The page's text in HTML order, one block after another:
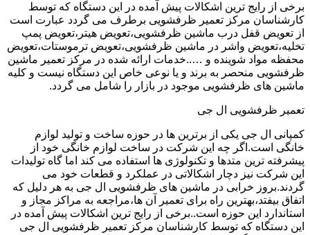
برخی از رایج ترین اشکالات پیش آمده در این دستگاه که توسط
کارشناسان مرکز تعمیر ظرفشویی برطرف می گردد عبارت است
از تعویض قفل درب ماشین ظرفشویی،تعویض هیتر،تعویض پمپ
تخلیه،تعویض واشر در ماشین ظرفشویی،تعویض ترموستات،تعویض
محفظه مواد شوینده و …..خدمات ارائه شده در مرکز تعمیر ماشین
ظرفشویی منحصر به برند و یا نوعی خاص این دستگاه نیست و کلیه
ماشین های ظرفشویی موجود در بازار را شامل می گردد.
تعمیر ظرفشویی ال جی
کمپانی ال جی یکی از برترین ها در حوزه ساخت و تولید لوازم
خانگی است.اگر چه این شرکت در ساخت لوازم خانگی خود از
پیشرفته ترین متدها و تکنولوژی ها استفاده می کند اما گاه تولیدات
این شرکت نیز دچار اشکالاتی در عملکرد و قطعات خود می
گردند.بروز خرابی در ماشین های ظرفشویی ال جی به هر دلیل که
اتفاق بیفتد،بهترین راه برای تعمیر آن ها،مراجعه به مراکز مجاز و
استاندارد این حوزه است..برخی از رایج ترین اشکالات پیش آمده در
این دستگاه که توسط کارشناسان مرکز تعمیر ظرفشویی ال جی